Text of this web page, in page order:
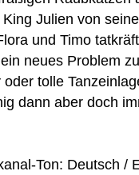
Julien von
und Timo
neues Problem
tolle
dann aber doch
Ton: Deutsch /